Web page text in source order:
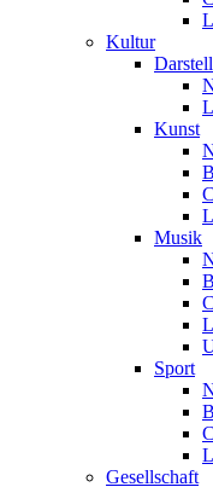
Kultur
Kunst
Musik
Sport
Gesellschaft